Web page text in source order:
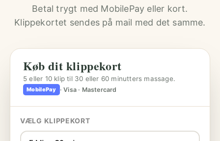
Betal trygt med MobilePay eller kort.
Klippekortet sendes på mail med det samme.
Køb dit klippekort
5 eller 10 klip til 30 eller 60 minutters massage.
MobilePay · Visa · Mastercard